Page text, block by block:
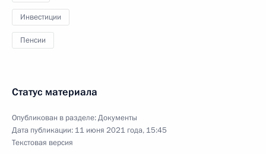
Инвестиции
Пенсии
Статус материала
Опубликован в разделе:Документы
Дата публикации: 11 июня 2021 года, 15:45
Текстовая версия